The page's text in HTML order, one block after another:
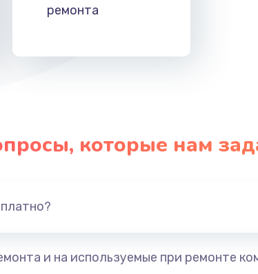
ремонта
которые нам
и на используемые при ремонте